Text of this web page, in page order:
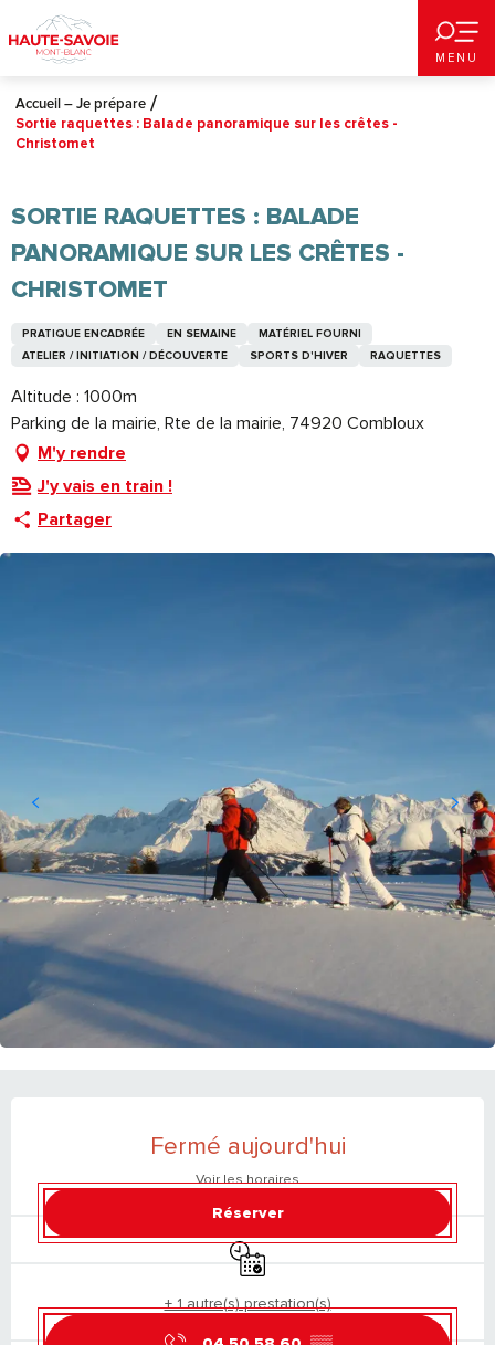
au
contenu
principal
MENU
Accueil – Je prépare
Sortie raquettes : Balade panoramique sur les crêtes -
Christomet
SORTIE RAQUETTES : BALADE
PANORAMIQUE SUR LES CRÊTES -
CHRISTOMET
PRATIQUE ENCADRÉE EN SEMAINE
MATÉRIEL FOURNI
ATELIER / INITIATION / DÉCOUVERTE
SPORTS D'HIVER RAQUETTES
Altitude : 1000m
Parking de la mairie, Rte de la mairie, 74920 Combloux
M'y rendre
J'y vais en train !
Partager
Fermé aujourd'hui
Voir les horaires
Réserver
Uniquement sur réservation
+ 1 autre(s) prestation(s)